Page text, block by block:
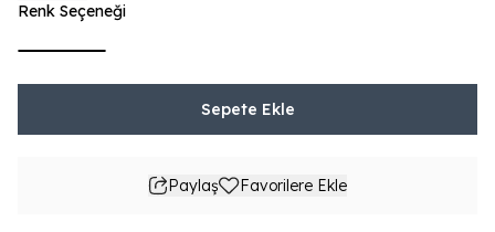
Renk Seçeneği
Sepete Ekle
Paylaş Favorilere Ekle